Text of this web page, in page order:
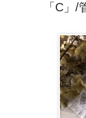
「C」